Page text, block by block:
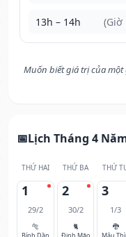
13h – 14h (Giờ
Muốn biết giá trị của một
Lịch Tháng 4
THỨ HAI THỨ BA THỨ
1
29/2
🐅
2
30/2
🐈
3
1/3
🐉